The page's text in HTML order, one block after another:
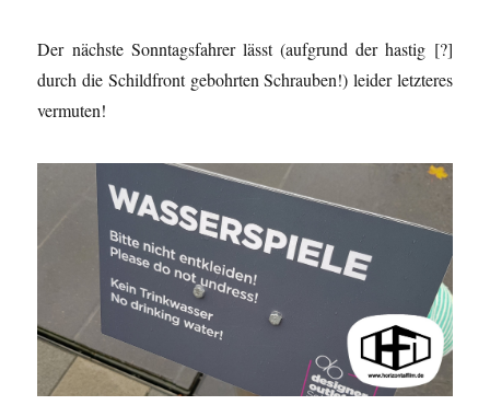
Der nächste Sonntagsfahrer lässt (aufgrund der hastig [?]
durch die Schildfront gebohrten Schrauben!) leider letzteres
vermuten!